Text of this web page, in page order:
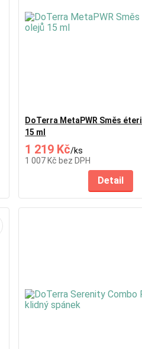
DoTerra MetaPWR Směs
15 ml
1 219 Kč/ks
1 007 Kčbez DPH
Detail